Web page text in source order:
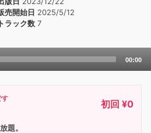
売開始日 2025/5/12
トラック数 7
00:00
す 初回 ¥0
題。